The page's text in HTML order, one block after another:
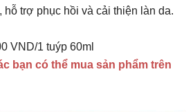
trợ phục hồi và cải thiện làn da.
VND/1 tuýp 60ml
bạn có thể mua sản phẩm trên